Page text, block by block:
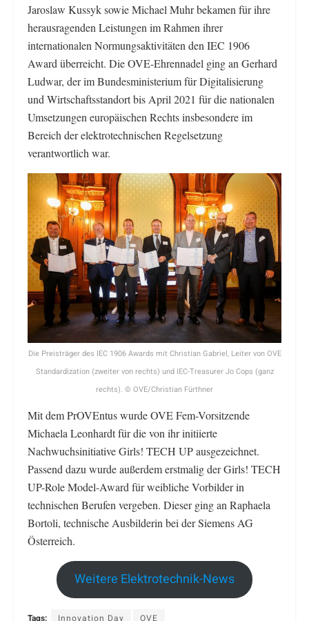
Jaroslaw Kussyk sowie Michael Muhr bekamen für ihre
herausragenden Leistungen im Rahmen ihrer
internationalen Normungsaktivitäten den IEC 1906
Award überreicht. Die OVE-Ehrennadel ging an Gerhard
Ludwar, der im Bundesministerium für Digitalisierung
und Wirtschaftsstandort bis April 2021 für die nationalen
Umsetzungen europäischen Rechts insbesondere im
Bereich der elektrotechnischen Regelsetzung
verantwortlich war.
Die Preisträger des IEC 1906 Awards mit Christian Gabriel, Leiter von OVE
Standardization (zweiter von rechts) und IEC-Treasurer Jo Cops (ganz
rechts). © OVE/Christian Fürthner
Mit dem PrOVEntus wurde OVE Fem-Vorsitzende
Michaela Leonhardt für die von ihr initiierte
Nachwuchsinitiative Girls! TECH UP ausgezeichnet.
Passend dazu wurde außerdem erstmalig der Girls! TECH
UP-Role Model-Award für weibliche Vorbilder in
technischen Berufen vergeben. Dieser ging an Raphaela
Bortoli, technische Ausbilderin bei der Siemens AG
Österreich.
Weitere Elektrotechnik-News